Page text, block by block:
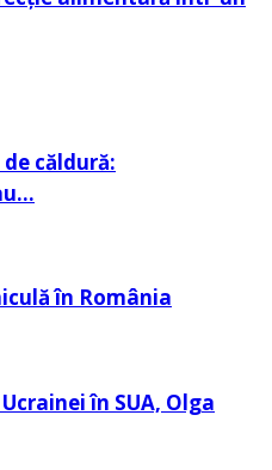
căldură:
în România
în SUA, Olga